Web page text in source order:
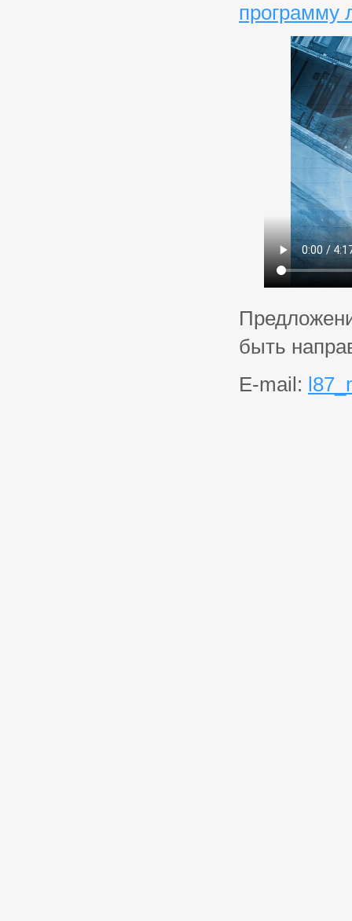
программу
быть
E-mail: